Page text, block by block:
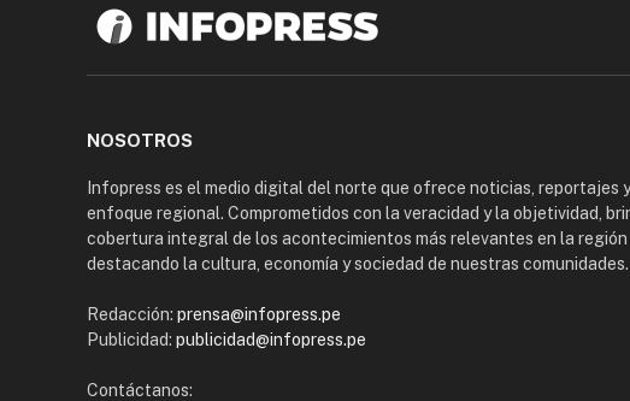
NOSOTROS
Infopress es el medio digital del norte que ofrece noticias, reportajes
enfoque regional. Comprometidos con la veracidad y la objetividad,
cobertura integral de los acontecimientos más relevantes en la región
destacando la cultura, economía y sociedad de nuestras comunidades.
Redacción: prensa@infopress.pe
Publicidad: publicidad@infopress.pe
Contáctanos: